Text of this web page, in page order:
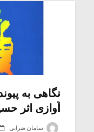
نگاهی به
آوازی اثر
سامان ضرابی